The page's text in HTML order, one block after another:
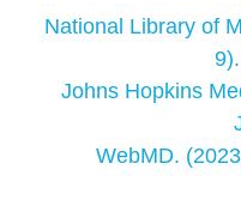
National Library of
9).
Johns Hopkins
WebMD.